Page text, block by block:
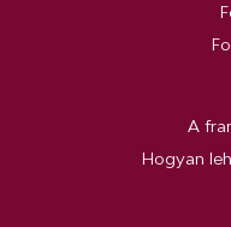
A
Hogyan